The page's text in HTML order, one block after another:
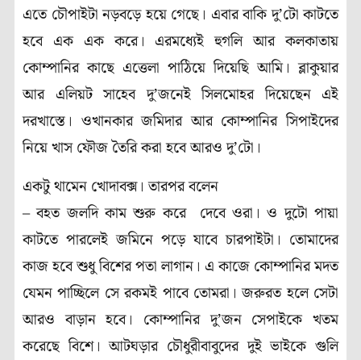
এতে চৌপাইটা নড়বড়ে হয়ে গেছে। এবার বাকি দু’টো কাটতে
হবে এক এক করে। এরমধ্যেই হুগলি আর কলকাতায়
কোম্পানির কাছে এত্তেলা পাঠিয়ে দিয়েছি আমি। ব্লাকুয়ার
আর এলিয়ট সাহেব দু’জনেই সিলমোহর দিয়েছেন এই
দরখাস্তে। ওখানকার জমিদার আর কোম্পানির সিপাইদের
নিয়ে খাস ফৌজ তৈরি করা হবে আরও দু’টো।
একটু থামেন খোদাবক্স। তারপর বলেন
– বহত জলদি কাম শুরু করে দেবে ওরা। ও দুটো পায়া
কাটতে পারলেই জমিনে পড়ে যাবে চারপাইটা। তোমাদের
কাজ হবে শুধু বিশের পতা লাগান। এ কাজে কোম্পানির মদত
যেমন পাচ্ছিলে সে রকমই পাবে তোমরা। জরুরত হলে সেটা
আরও বাড়ান হবে। কোম্পানির দু’জন সেপাইকে খতম
করেছে বিশে। আটঘড়ার চৌধুরীবাবুদের দুই ভাইকে গুলি